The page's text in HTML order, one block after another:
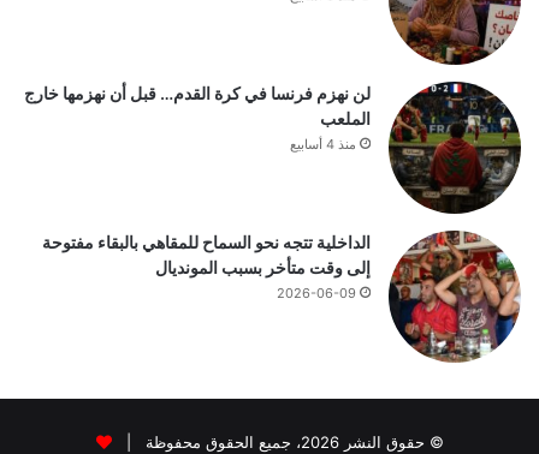
لن نهزم فرنسا في كرة القدم… قبل أن نهزمها خارج
الملعب
منذ 4 أسابيع
الداخلية تتجه نحو السماح للمقاهي بالبقاء مفتوحة
إلى وقت متأخر بسبب المونديال
2026-06-09
© حقوق النشر 2026، جميع الحقوق محفوظة |